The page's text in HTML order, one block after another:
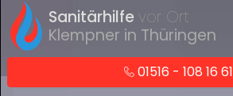
Sanitärhilfe vor Ort
Klempner in Thüringen
01516 - 108 16 61